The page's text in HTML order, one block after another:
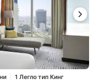
1 Легло тип Кинг